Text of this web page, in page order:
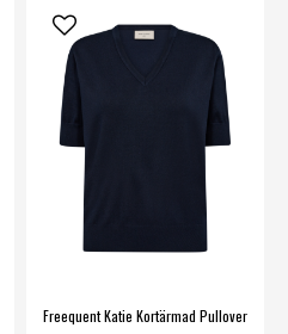
Freequent Katie Kortärmad Pullover